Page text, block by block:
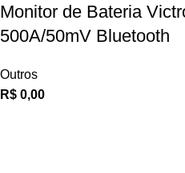
Monitor de Bateria
500A/50mV Bluetooth
Outros
R$ 0,00